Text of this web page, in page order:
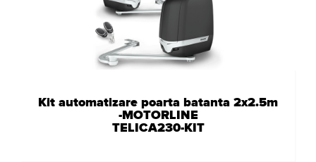
Kit automatizare poarta batanta 2x2.5m
-MOTORLINE
TELICA230-KIT